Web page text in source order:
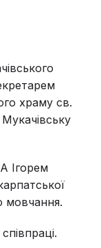
храму св.
Ігорем
мовчання.